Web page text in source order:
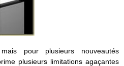
pour plusieurs nouveautés
plusieurs limitations agaçantes